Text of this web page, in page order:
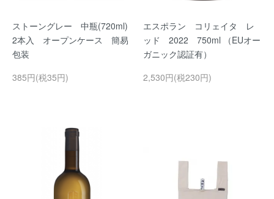
ストーングレー 中瓶(720ml)
2本入 オープンケース 簡易
包装
385円(税35円)
エスポラン コリェイタ レ
ッド 2022 750ml （EUオー
ガニック認証有）
2,530円(税230円)